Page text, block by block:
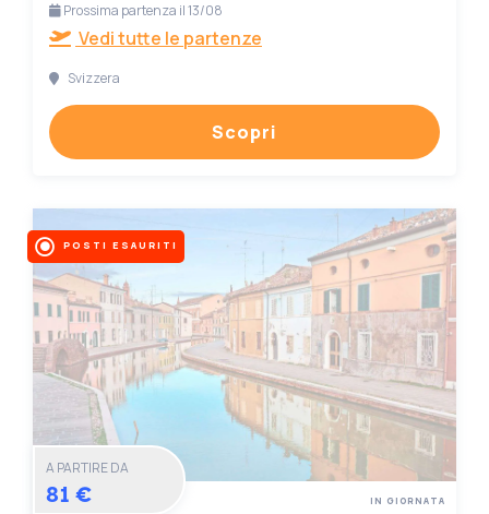
Prossima partenza il 13/08
Vedi tutte le partenze
Svizzera
Scopri
POSTI ESAURITI
A PARTIRE DA
81 € IN GIORNATA